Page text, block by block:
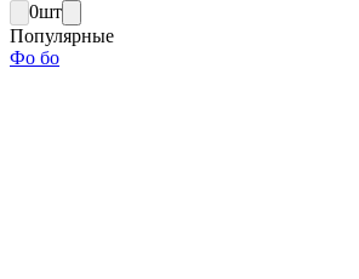
0шт
Популярные
Фо бо